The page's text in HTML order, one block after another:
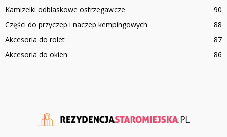
Kamizelki odblaskowe ostrzegawcze
90
Części do przyczep i naczep kempingowych
88
Akcesoria do rolet
87
Akcesoria do okien
86